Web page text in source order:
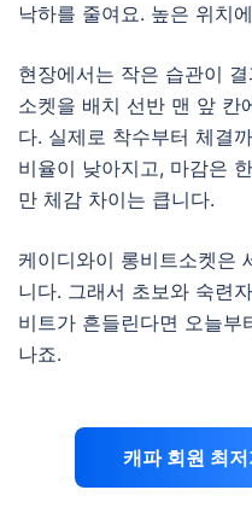
낙하를 줄여요. 높은 위치
현장에서는 작은 습관이
소켓을 배치 선반 맨 앞 칸
다. 실제로 착수부터 체결
비율이 낮아지고, 마감은
만 체감 차이는 큽니다.
케이디와이 롱비트소켓은
니다. 그래서 초보와 숙련
비트가 흔들린다면 오늘부
나죠.
캐파 회원 최